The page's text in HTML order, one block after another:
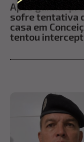
Após ganhar
sofre tentativa
casa em
tentou